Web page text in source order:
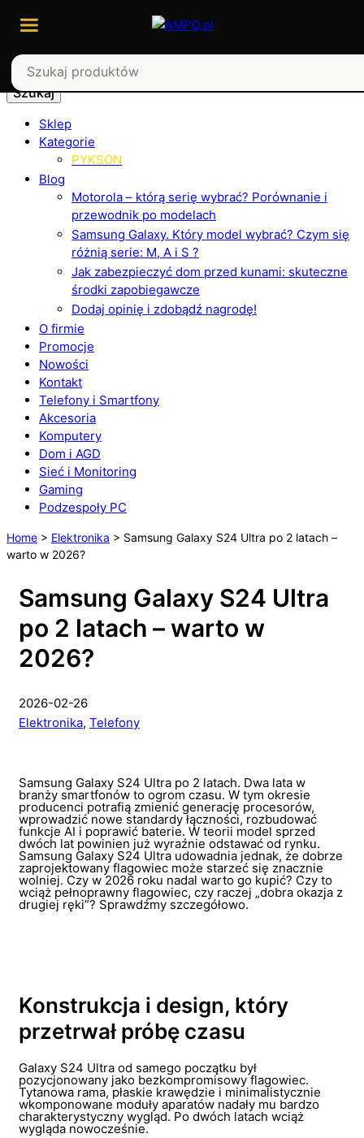
Szukaj
Sklep
Kategorie
PYKSON
Blog
Motorola – którą serię wybrać? Porównanie i
przewodnik po modelach
Samsung Galaxy. Który model wybrać? Czym się
różnią serie: M, A i S ?
Jak zabezpieczyć dom przed kunami: skuteczne
środki zapobiegawcze
Dodaj opinię i zdobądź nagrodę!
O firmie
Promocje
Nowości
Kontakt
Telefony i Smartfony
Akcesoria
Komputery
Dom i AGD
Sieć i Monitoring
Gaming
Podzespoły PC
Home > Elektronika > Samsung Galaxy S24 Ultra po 2 latach –
warto w 2026?
Samsung Galaxy S24 Ultra
po 2 latach – warto w
2026?
2026-02-26
Elektronika, Telefony
Samsung Galaxy S24 Ultra po 2 latach. Dwa lata w
branży smartfonów to ogrom czasu. W tym okresie
producenci potrafią zmienić generację procesorów,
wprowadzić nowe standardy łączności, rozbudować
funkcje AI i poprawić baterie. W teorii model sprzed
dwóch lat powinien już wyraźnie odstawać od rynku.
Samsung Galaxy S24 Ultra udowadnia jednak, że dobrze
zaprojektowany flagowiec może starzeć się znacznie
wolniej. Czy w 2026 roku nadal warto go kupić? Czy to
wciąż pełnoprawny flagowiec, czy raczej „dobra okazja z
drugiej ręki”? Sprawdźmy szczegółowo.
Konstrukcja i design, który
przetrwał próbę czasu
Galaxy S24 Ultra od samego początku był
pozycjonowany jako bezkompromisowy flagowiec.
Tytanowa rama, płaskie krawędzie i minimalistycznie
wkomponowane moduły aparatów nadały mu bardzo
charakterystyczny wygląd. Po dwóch latach wciąż
wygląda nowocześnie.